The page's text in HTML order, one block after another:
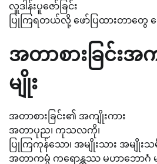
လှူဒါန်းပူဇော်ခြင်း
ပြုကြရတယ်လို့ ဖော်ပြထားတာတွေ
အတာစားခြင်းအ
မျိုး
အတာစားခြင်း၏ အကျိုးကား
အတာပုည၊ ကုသလကို၊
ပြုကြကုန်သော၊ အမျိုးသား အမျို
အတာကမ္မံ ကရောန္တဿ မဟာဘောဂံ